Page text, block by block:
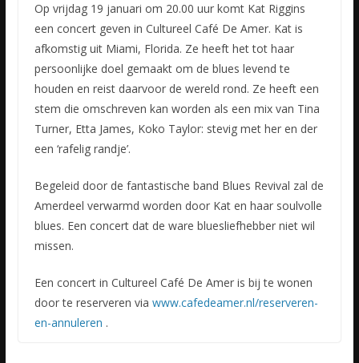
Op vrijdag 19 januari om 20.00 uur komt Kat Riggins
een concert geven in Cultureel Café De Amer. Kat is
afkomstig uit Miami, Florida. Ze heeft het tot haar
persoonlijke doel gemaakt om de blues levend te
houden en reist daarvoor de wereld rond. Ze heeft een
stem die omschreven kan worden als een mix van Tina
Turner, Etta James, Koko Taylor: stevig met her en der
een ‘rafelig randje’.
Begeleid door de fantastische band Blues Revival zal de
Amerdeel verwarmd worden door Kat en haar soulvolle
blues. Een concert dat de ware bluesliefhebber niet wil
missen.
Een concert in Cultureel Café De Amer is bij te wonen
door te reserveren via www.cafedeamer.nl/reserveren-
en-annuleren .